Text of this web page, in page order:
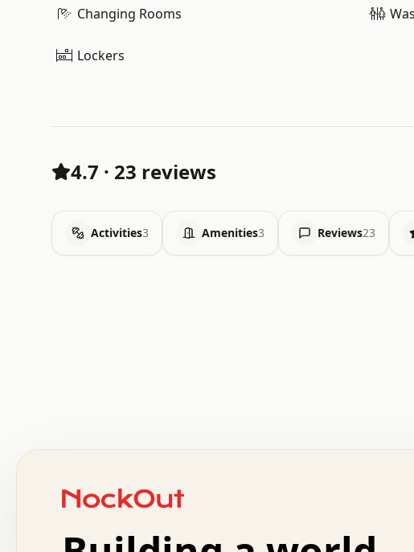
Changing Rooms
Lockers
4.7 · 23 reviews
Activities3 Amenities3 Reviews23
.   +   .   .   o   .   .   .   .   .   .   :   .   .   .
.   .   .   o   .   .   .   .   .   .   .   .   x   .   .   .